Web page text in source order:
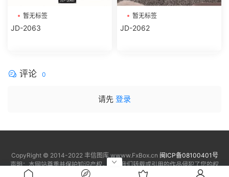
暂无标签
JD-2063
暂无标签
JD-2062
评论 0
请先 登录
CopyRight © 2014-2022 丰信图库 wwww.FxBox.cn 闽ICP备08100401号
声明：本网站尊重并保护知识产权，如果我们转载或引用的作品侵犯了您的权
利，请通知我们，我们会及时删除!